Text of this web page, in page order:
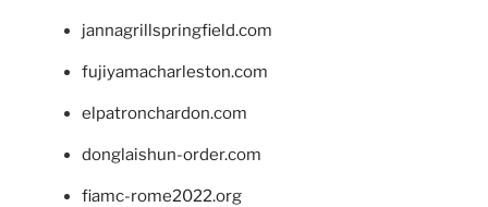
jannagrillspringfield.com
fujiyamacharleston.com
elpatronchardon.com
donglaishun-order.com
fiamc-rome2022.org